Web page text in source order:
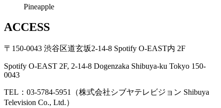
Pineapple
ACCESS
〒150-0043 渋谷区道玄坂2-14-8 Spotify O-EAST内 2F
Spotify O-EAST 2F, 2-14-8 Dogenzaka Shibuya-ku Tokyo 150-
0043
TEL：03-5784-5951（株式会社シブヤテレビジョン Shibuya
Television Co., Ltd.）